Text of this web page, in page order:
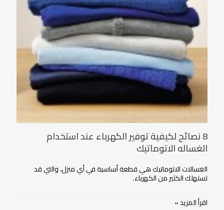
8 نصائح لكيفية توفير الكهرباء عند استخدام
الغساله الاتوماتيك
الغسالات الاتوماتيك هي قطعة أساسية في أي منزل، والتي قد
تستهلك الكثير من الكهرباء.
اقرأ المزيد »